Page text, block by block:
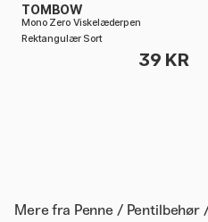
TOMBOW
Mono Zero Viskelæderpen
Rektangulær Sort
39 KR
Mere fra Penne / Pentilbehør